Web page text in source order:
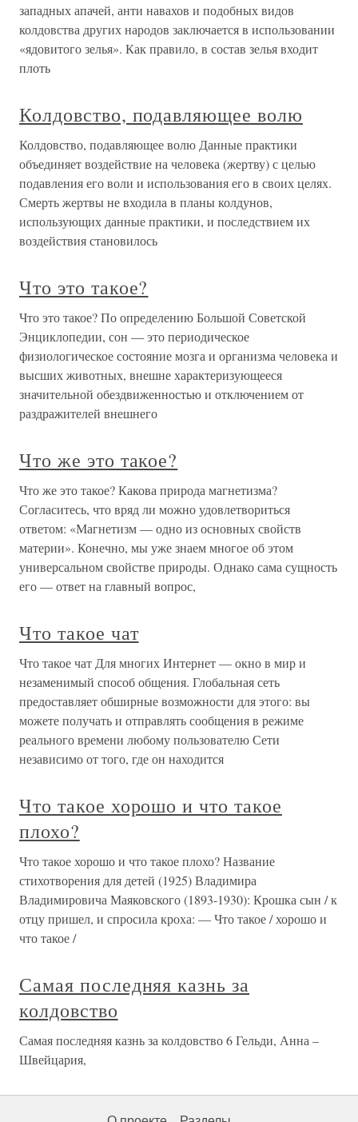
западных апачей, анти навахов и подобных видов
колдовства других народов заключается в использовании
«ядовитого зелья». Как правило, в состав зелья входит
плоть
Колдовство, подавляющее волю
Колдовство, подавляющее волю Данные практики
объединяет воздействие на человека (жертву) с целью
подавления его воли и использования его в своих целях.
Смерть жертвы не входила в планы колдунов,
использующих данные практики, и последствием их
воздействия становилось
Что это такое?
Что это такое? По определению Большой Советской
Энциклопедии, сон — это периодическое
физиологическое состояние мозга и организма человека и
высших животных, внешне характеризующееся
значительной обездвиженностью и отключением от
раздражителей внешнего
Что же это такое?
Что же это такое? Какова природа магнетизма?
Согласитесь, что вряд ли можно удовлетвориться
ответом: «Магнетизм — одно из основных свойств
материи». Конечно, мы уже знаем многое об этом
универсальном свойстве природы. Однако сама сущность
его — ответ на главный вопрос,
Что такое чат
Что такое чат Для многих Интернет — окно в мир и
незаменимый способ общения. Глобальная сеть
предоставляет обширные возможности для этого: вы
можете получать и отправлять сообщения в режиме
реального времени любому пользователю Сети
независимо от того, где он находится
Что такое хорошо и что такое
плохо?
Что такое хорошо и что такое плохо? Название
стихотворения для детей (1925) Владимира
Владимировича Маяковского (1893-1930): Крошка сын / к
отцу пришел, и спросила кроха: — Что такое / хорошо и
что такое /
Самая последняя казнь за
колдовство
Самая последняя казнь за колдовство 6 Гельди, Анна –
Швейцария,